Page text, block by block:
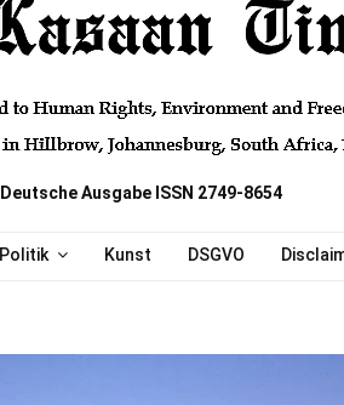
Deutsche Ausgabe ISSN 2749-8654
Politik Kunst DSGVO